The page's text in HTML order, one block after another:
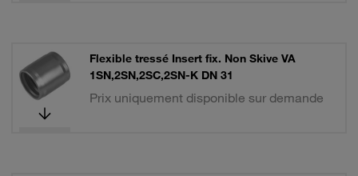
Flexible tressé Insert fix. Non Skive VA
1SN,2SN,2SC,2SN-K DN 31
Prix uniquement disponible sur demande